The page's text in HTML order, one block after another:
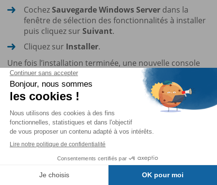
CochezSauvegarde Windows Server dans la
fenêtre de sélection des fonctionnalités à installer
puis cliquez sur Suivant.
Cliquez sur Installer.
Une fois l’installation terminée, une nouvelle console
est présente parmi les outils d’administration.
2. Création d’une sauvegarde manuelle
unique
Une deuxième partition est nécessaire pour
l’élaboration des manipulations ci-dessous. Il est
possible d’ajouter un deuxième disque VHD au serveur
SV1 si ce n’est pas déjà effectué.
Table des matières